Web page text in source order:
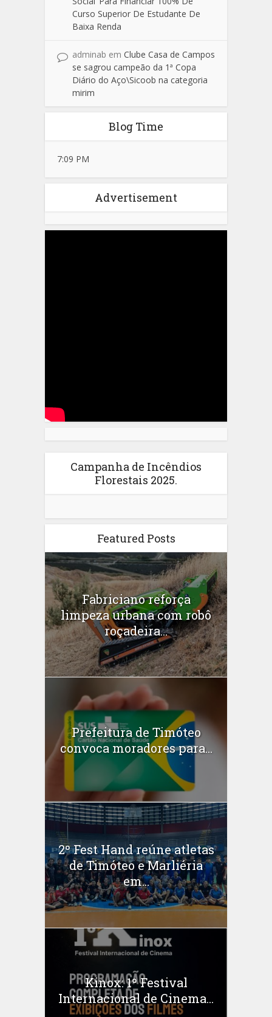
Curso Superior De Estudante De
Baixa Renda
adminab em Clube Casa de Campos
se sagrou campeão da 1ª Copa
Diário do Aço\Sicoob na categoria
mirim
Blog Time
7:09 PM
Advertisement
Campanha de Incêndios
Florestais 2025.
Featured Posts
Fabriciano reforça
limpeza urbana com robô
roçadeira...
Prefeitura de Timóteo
convoca moradores para...
2º Fest Hand reúne atletas
de Timóteo e Marliéria
em...
Kinox: 1º Festival
Internacional de Cinema...